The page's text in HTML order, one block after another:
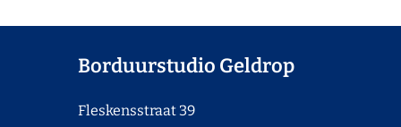
Borduurstudio Geldrop
Fleskensstraat 39